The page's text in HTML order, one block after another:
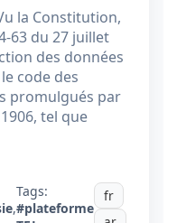
la Constitution,
63 du 27 juillet
des données
code des
promulgués par
tel que
,
Tags:
#plateforme
fr